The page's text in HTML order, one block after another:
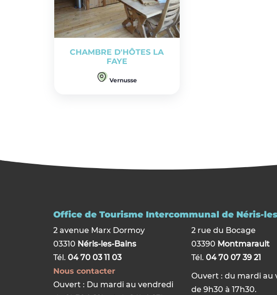
CHAMBRE D'HÔTES LA
FAYE
Vernusse
Office de Tourisme Intercommunal de Néris-
2 avenue Marx Dormoy
03310 Néris-les-Bains
Tél. 04 70 03 11 03
Nous contacter
Ouvert : Du mardi au vendredi
2 rue du Bocage
03390 Montmarault
Tél. 04 70 07 39 21
Ouvert : du mardi au
de 9h30 à 17h30.